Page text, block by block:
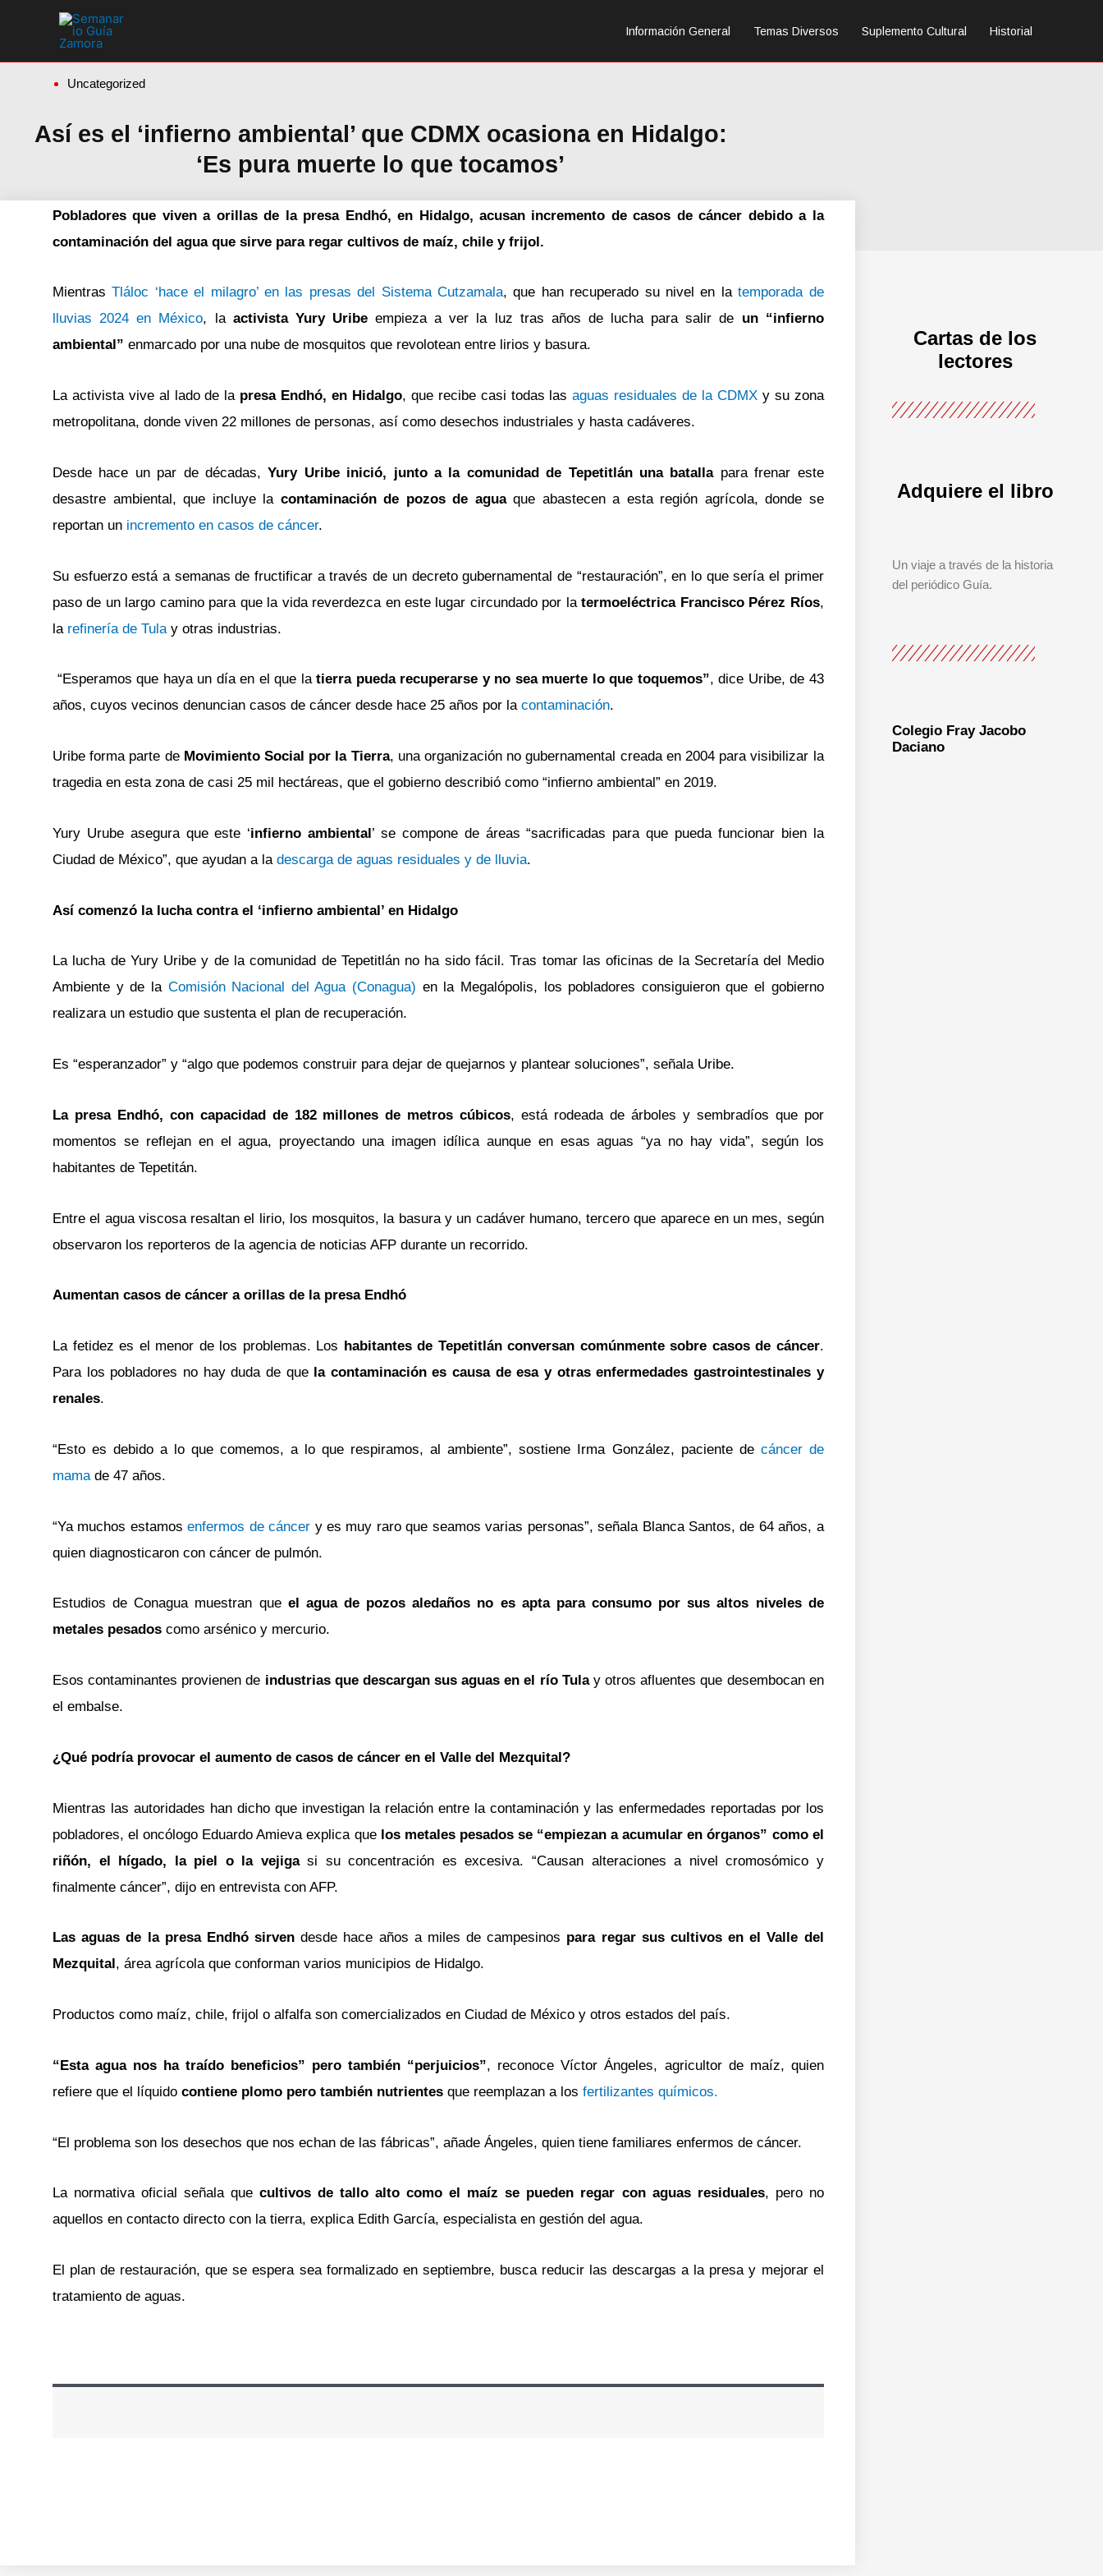
Información General Temas Diversos Suplemento Cultural Historial
Uncategorized
Así es el ‘infierno ambiental’ que CDMX ocasiona en Hidalgo:
‘Es pura muerte lo que tocamos’
Pobladores que viven a orillas de la presa Endhó, en Hidalgo, acusan incremento de casos de cáncer debido a la
contaminación del agua que sirve para regar cultivos de maíz, chile y frijol.
MientrasTláloc ‘hace el milagro’ en las presas del Sistema Cutzamala, que han recuperado su nivel en latemporada de
lluvias 2024 en México, la activista Yury Uribeempieza a ver la luz tras años de lucha para salir de un “infierno
ambiental” enmarcado por una nube de mosquitos que revolotean entre lirios y basura.
La activista vive al lado de la presa Endhó, en Hidalgo, que recibe casi todas las aguas residuales de la CDMX y su zona
metropolitana, donde viven 22 millones de personas, así como desechos industriales y hasta cadáveres.
Desde hace un par de décadas,Yury Uribe inició, junto a la comunidad de Tepetitlán una batallapara frenar este
desastre ambiental, que incluye la contaminación de pozos de aguaque abastecen a esta región agrícola, donde se
reportan un incremento en casos de cáncer.
Su esfuerzo está a semanas de fructificar a través de un decreto gubernamental de “restauración”, en lo que sería el primer
paso de un largo camino para que la vida reverdezca en este lugar circundado por latermoeléctrica Francisco Pérez Ríos,
la refinería de Tula y otras industrias.
“Esperamos que haya un día en el que latierra pueda recuperarse y no sea muerte lo que toquemos”, dice Uribe, de 43
años, cuyos vecinos denuncian casos de cáncer desde hace 25 años por la contaminación.
Uribe forma parte de Movimiento Social por la Tierra, una organización no gubernamental creada en 2004 para visibilizar la
tragedia en esta zona de casi 25 mil hectáreas, que el gobierno describió como “infierno ambiental” en 2019.
Yury Urube asegura que este ‘infierno ambiental’ se compone de áreas “sacrificadas para que pueda funcionar bien la
Ciudad de México”, que ayudan a la descarga de aguas residuales y de lluvia.
Así comenzó la lucha contra el ‘infierno ambiental’ en Hidalgo
La lucha de Yury Uribe y de la comunidad de Tepetitlán no ha sido fácil. Tras tomar las oficinas de la Secretaría del Medio
Ambiente y de la Comisión Nacional del Agua (Conagua) en la Megalópolis, los pobladores consiguieron que el gobierno
realizara un estudio que sustenta el plan de recuperación.
Es “esperanzador” y “algo que podemos construir para dejar de quejarnos y plantear soluciones”, señala Uribe.
La presa Endhó, con capacidad de 182 millones de metros cúbicos, está rodeada de árboles y sembradíos que por
momentos se reflejan en el agua, proyectando una imagen idílica aunque en esas aguas “ya no hay vida”, según los
habitantes de Tepetitán.
Entre el agua viscosa resaltan el lirio, los mosquitos, la basura y un cadáver humano, tercero que aparece en un mes, según
observaron los reporteros de la agencia de noticias AFP durante un recorrido.
Aumentan casos de cáncer a orillas de la presa Endhó
La fetidez es el menor de los problemas. Los habitantes de Tepetitlán conversan comúnmente sobre casos de cáncer.
Para los pobladores no hay duda de que la contaminación es causa de esa y otras enfermedades gastrointestinales y
renales.
“Esto es debido a lo que comemos, a lo que respiramos, al ambiente”, sostiene Irma González, paciente de cáncer de
mama de 47 años.
“Ya muchos estamosenfermos de cáncer y es muy raro que seamos varias personas”, señala Blanca Santos, de 64 años, a
quien diagnosticaron con cáncer de pulmón.
Estudios de Conagua muestran que el agua de pozos aledaños no es apta para consumo por sus altos niveles de
metales pesados como arsénico y mercurio.
Esos contaminantes provienen de industrias que descargan sus aguas en el río Tulay otros afluentes que desembocan en
el embalse.
¿Qué podría provocar el aumento de casos de cáncer en el Valle del Mezquital?
Mientras las autoridades han dicho que investigan la relación entre la contaminación y las enfermedades reportadas por los
pobladores, el oncólogo Eduardo Amieva explica que los metales pesados se “empiezan a acumular en órganos” como el
riñón, el hígado, la piel o la vejigasi su concentración es excesiva. “Causan alteraciones a nivel cromosómico y
finalmente cáncer”, dijo en entrevista con AFP.
Las aguas de la presa Endhó sirven desde hace años a miles de campesinos para regar sus cultivos en el Valle del
Mezquital , área agrícola que conforman varios municipios de Hidalgo.
Productos como maíz, chile, frijol o alfalfa son comercializados en Ciudad de México y otros estados del país.
“Esta agua nos ha traído beneficios” pero también “perjuicios”, reconoce Víctor Ángeles, agricultor de maíz, quien
refiere que el líquido contiene plomo pero también nutrientes que reemplazan a los fertilizantes químicos.
“El problema son los desechos que nos echan de las fábricas”, añade Ángeles, quien tiene familiares enfermos de cáncer.
La normativa oficial señala quecultivos de tallo alto como el maíz se pueden regar con aguas residuales, pero no
aquellos en contacto directo con la tierra, explica Edith García, especialista en gestión del agua.
El plan de restauración, que se espera sea formalizado en septiembre, busca reducir las descargas a la presa y mejorar el
tratamiento de aguas.
Cartas de los
lectores
Adquiere el libro
Un viaje a través de la historia
del periódico Guía.
Colegio Fray Jacobo
Daciano